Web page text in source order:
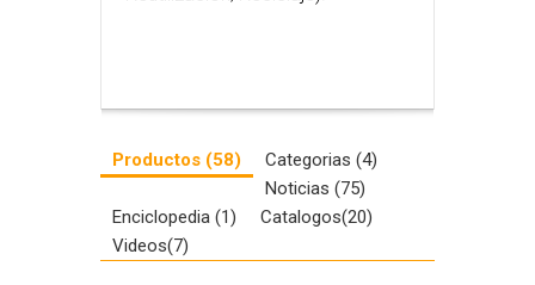
Productos (58)
Categorias (4)
Noticias (75)
Enciclopedia (1)
Catalogos(20)
Videos(7)